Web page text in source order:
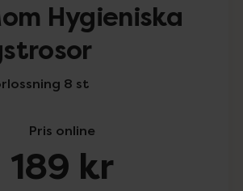
Hygieniska
8 st
Pris online
189 kr